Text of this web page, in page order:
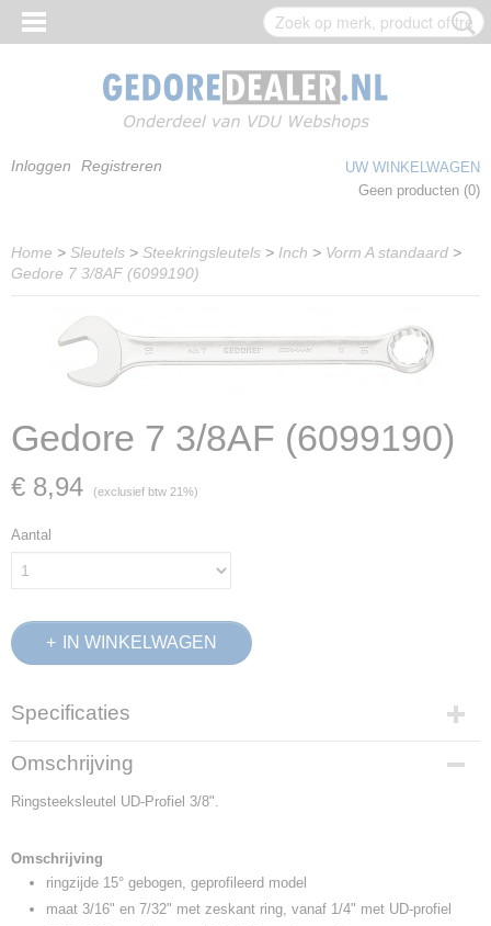
Inloggen Registreren
UW WINKELWAGEN
Geen producten (0)
Home > Sleutels > Steekringsleutels > Inch > Vorm A standaard >
Gedore 7 3/8AF (6099190)
Gedore 7 3/8AF (6099190)
€ 8,94 (exclusief btw 21%)
Aantal
IN WINKELWAGEN
Specificaties
Productcode
6099190
EAN code
Productcode leverancier
Omschrijving
Ringsteeksleutel UD-Profiel 3/8".
Omschrijving
ringzijde 15° gebogen, geprofileerd model
maat 3/16" en 7/32" met zeskant ring, vanaf 1/4" met UD-profiel